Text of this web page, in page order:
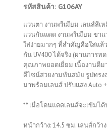
รหัสสินค้า: G106AY
แว่นตา งานพรีเมียม เลนส์สีเ
แว่นกันแดด งานพรีเมียม ขา
ใส่ง่ายมากๆ ที่สำคัญคือใส่แล้
กัน UV400 ได้จริง (ผ่านการ
คุณภาพยอดเยี่ยม เนื้องานดีม
ดีไซน์สวยงามทันสมัย รูปทรง
มาพร้อมเลนส์ ปรับแสง Auto
** เมื่อโดนแดดเลนส์จะเข้มไ
หน้ากว้าง: 14.5 ซม. เลนส์กว้า